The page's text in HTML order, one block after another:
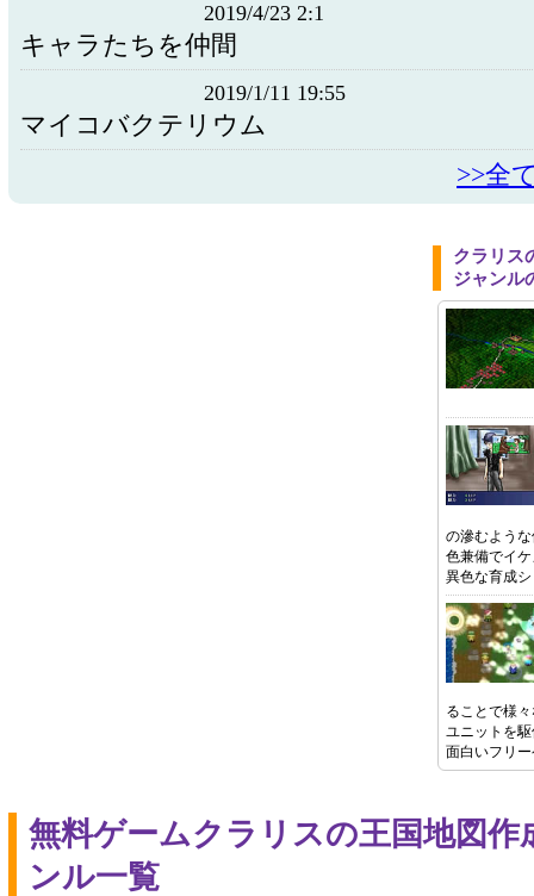
2019/4/23 2:1
キャラたちを仲間
2019/1/11 19:55
マイコバクテリウム
>>全
クラリス
ジャンル
の滲むよう
色兼備でイ
異色な育成
ることで様
ユニットを
面白いフリ
無料ゲームクラリスの王国地図
ンル一覧